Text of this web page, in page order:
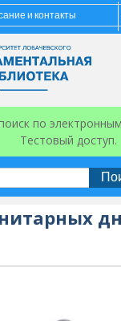
и контакты
по
Тестовый доступ.